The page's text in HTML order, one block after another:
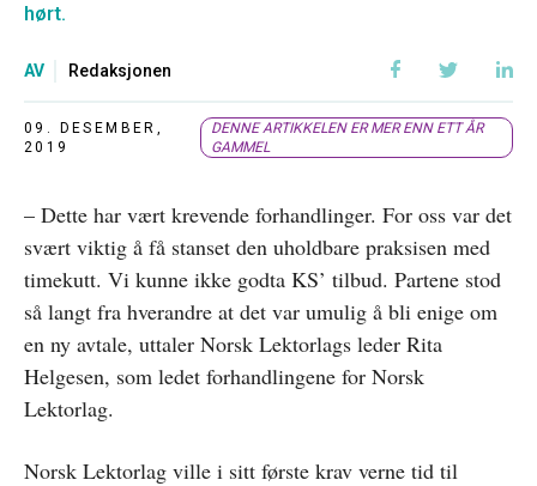
hørt.
AV Redaksjonen
09. DESEMBER,
2019
DENNE ARTIKKELEN ER MER ENN ETT ÅR
GAMMEL
– Dette har vært krevende forhandlinger. For oss var det
svært viktig å få stanset den uholdbare praksisen med
timekutt. Vi kunne ikke godta KS’ tilbud. Partene stod
så langt fra hverandre at det var umulig å bli enige om
en ny avtale, uttaler Norsk Lektorlags leder Rita
Helgesen, som ledet forhandlingene for Norsk
Lektorlag.
Norsk Lektorlag ville i sitt første krav verne tid til